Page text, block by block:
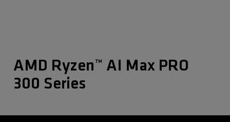
AMD Ryzen™ AI Max PRO
300 Series